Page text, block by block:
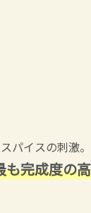
パイスの刺激。
完成度の